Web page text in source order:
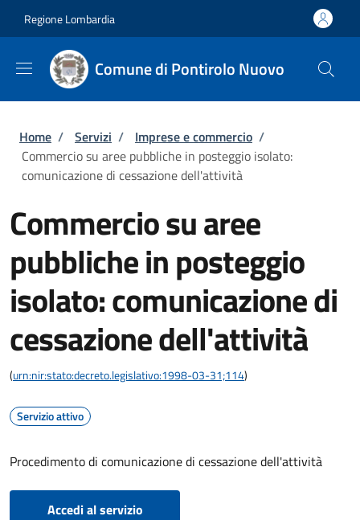
Regione Lombardia
Comune di Pontirolo Nuovo
Briciole di pane
Home / Servizi / Imprese e commercio /
Commercio su aree pubbliche in posteggio isolato:
comunicazione di cessazione dell'attività
Commercio su aree
pubbliche in posteggio
isolato: comunicazione di
cessazione dell'attività
(urn:nir:stato:decreto.legislativo:1998-03-31;114)
Servizio attivo
Procedimento di comunicazione di cessazione dell'attività
Accedi al servizio